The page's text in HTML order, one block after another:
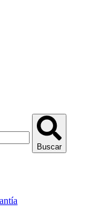
Buscar